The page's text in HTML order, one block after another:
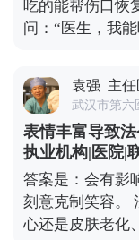
但这种手术的效
8-10年，从长期
美需求设计方案
了图便宜，而是
医生，做一个适
的投资。 想知道
可以去官方媒体
约面诊，详细了
吃的能帮伤口恢
问：“医生，我
食物为主，比如
些食物不会给肠
要避开辛辣、刺
辣椒这些，容易
引发炎症。 另外
维生素C。蛋白
鸡肉、豆制品、
胶原蛋白合成，
袁强 主
武汉市第六
表情丰富导致
执业机构|医院|
答案是：会有影
刻意克制笑容。
心还是皮肤老化